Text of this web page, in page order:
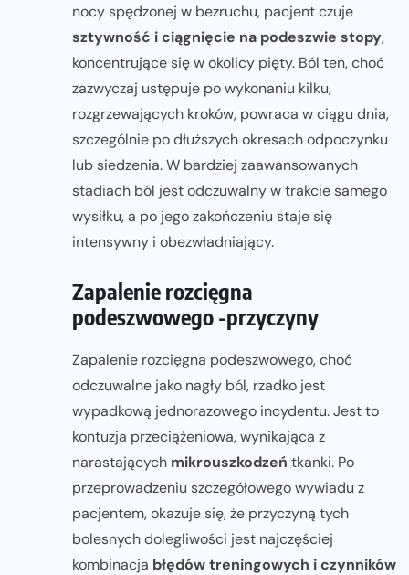
nocy spędzonej w bezruchu, pacjent czuje
sztywność i ciągnięcie na podeszwie stopy,
koncentrujące się w okolicy pięty. Ból ten, choć
zazwyczaj ustępuje po wykonaniu kilku,
rozgrzewających kroków, powraca w ciągu dnia,
szczególnie po dłuższych okresach odpoczynku
lub siedzenia. W bardziej zaawansowanych
stadiach ból jest odczuwalny w trakcie samego
wysiłku, a po jego zakończeniu staje się
intensywny i obezwładniający.
Zapalenie rozcięgna
podeszwowego -przyczyny
Zapalenie rozcięgna podeszwowego, choć
odczuwalne jako nagły ból, rzadko jest
wypadkową jednorazowego incydentu. Jest to
kontuzja przeciążeniowa, wynikająca z
narastających mikrouszkodzeń tkanki. Po
przeprowadzeniu szczegółowego wywiadu z
pacjentem, okazuje się, że przyczyną tych
bolesnych dolegliwości jest najczęściej
kombinacja błędów treningowych i czynników